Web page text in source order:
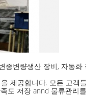
변량생산 장비, 자동
제공합니다. 모든 고
도 저장 annd 물류관리